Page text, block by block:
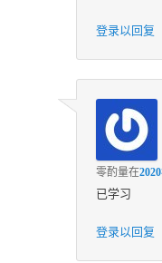
登录以回复
零酌量在
已学习
登录以回复